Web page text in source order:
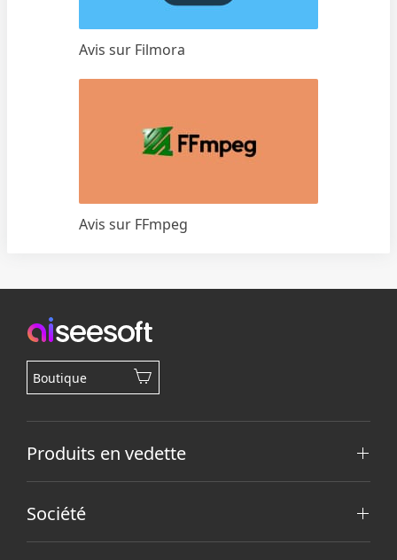
Avis sur Filmora
Avis sur FFmpeg
Boutique
Produits en vedette
Société